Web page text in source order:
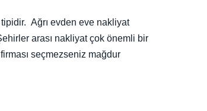
tipidir. Ağrı evden eve nakliyat
arası nakliyat çok önemli bir
seçmezseniz mağdur